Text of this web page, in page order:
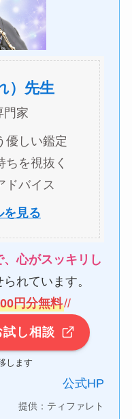
）先生
門家
優しい鑑定
を視抜く
ドバイス
を見る
、心がスッキリし
れています。
円分無料//
し相談
します
公式HP
提供：ティファレト